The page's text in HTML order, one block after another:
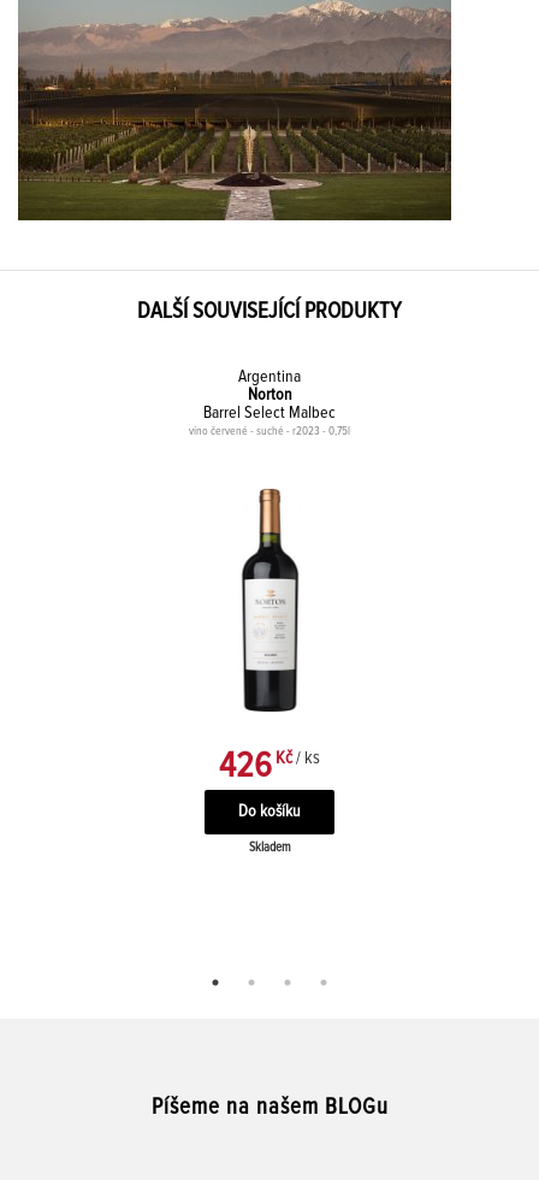
DALŠÍ SOUVISEJÍCÍ PRODUKTY
Argentina
Norton
Barrel Select Malbec
víno červené - suché - r2023 - 0,75l
426 Kč / ks
Skladem
Píšeme na našem BLOGu